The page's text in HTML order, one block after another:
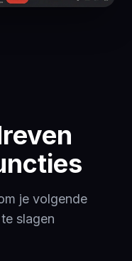
je volgende
slagen